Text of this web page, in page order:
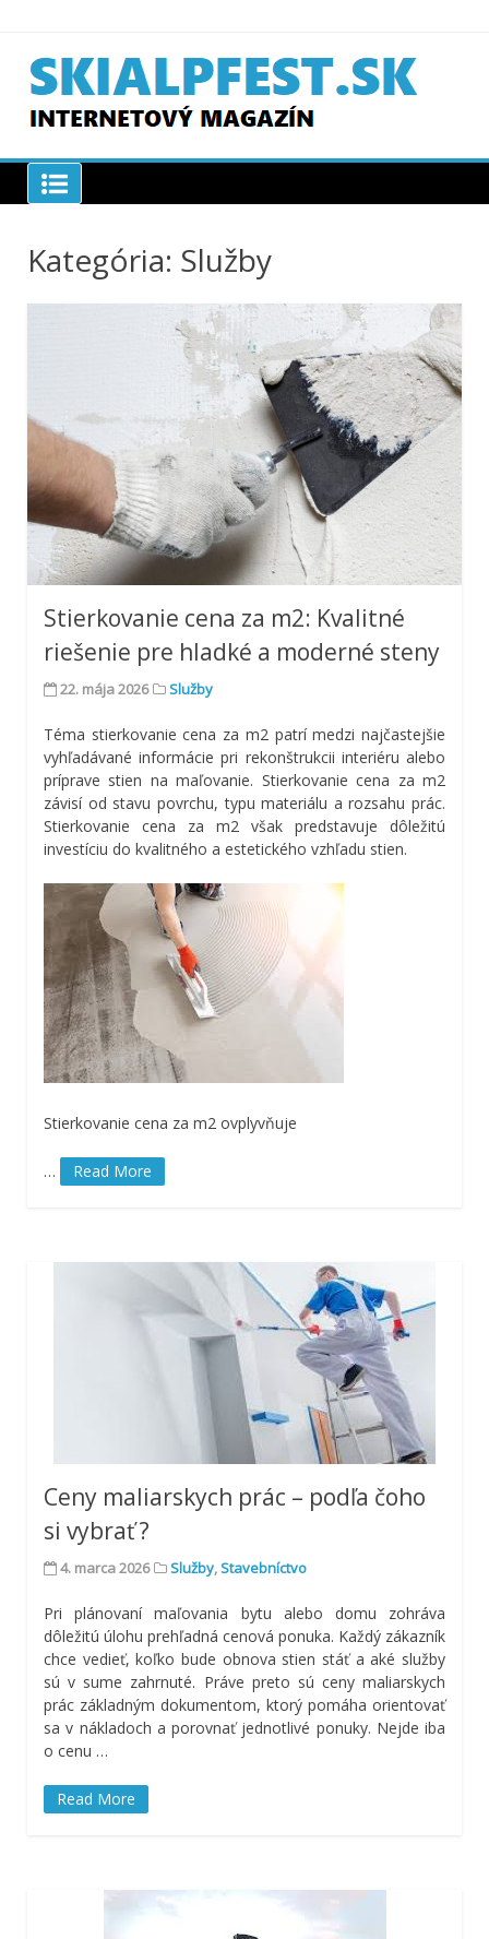
content
SKIAPLFEST.SK
Kategória: Služby
Stierkovanie cena za m2: Kvalitné
riešenie pre hladké a moderné steny
22. mája 2026 Služby
Téma stierkovanie cena za m2 patrí medzi najčastejšie
vyhľadávané informácie pri rekonštrukcii interiéru alebo
príprave stien na maľovanie. Stierkovanie cena za m2
závisí od stavu povrchu, typu materiálu a rozsahu prác.
Stierkovanie cena za m2 však predstavuje dôležitú
investíciu do kvalitného a estetického vzhľadu stien.
Stierkovanie cena za m2 ovplyvňuje
… Read More
Ceny maliarskych prác – podľa čoho
si vybrať ?
4. marca 2026 Služby,Stavebníctvo
Pri plánovaní maľovania bytu alebo domu zohráva
dôležitú úlohu prehľadná cenová ponuka. Každý zákazník
chce vedieť, koľko bude obnova stien stáť a aké služby
sú v sume zahrnuté. Práve preto sú ceny maliarskych
prác základným dokumentom, ktorý pomáha orientovať
sa v nákladoch a porovnať jednotlivé ponuky. Nejde iba
o cenu …
Read More